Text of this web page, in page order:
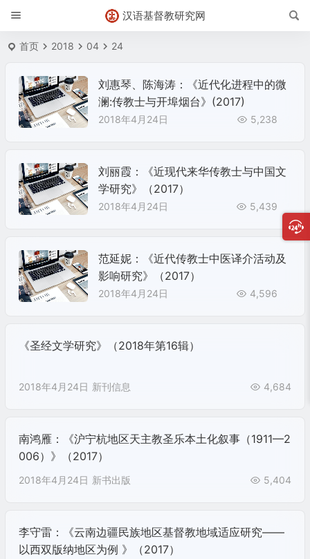
汉语基督教研究网
首页 2018 04 24
刘惠琴、陈海涛：《近代化进程中的微
澜:传教士与开埠烟台》(2017)
2018年4月24日 5,238
刘丽霞：《近现代来华传教士与中国文
学研究》（2017）
2018年4月24日 5,439
范延妮：《近代传教士中医译介活动及
影响研究》（2017）
2018年4月24日 4,596
《圣经文学研究》（2018年第16辑）
2018年4月24日 新刊信息 4,684
南鸿雁：《沪宁杭地区天主教圣乐本土化叙事（1911—2
006）》（2017）
2018年4月24日 新书出版 5,404
李守雷：《云南边疆民族地区基督教地域适应研究——
以西双版纳地区为例 》（2017）